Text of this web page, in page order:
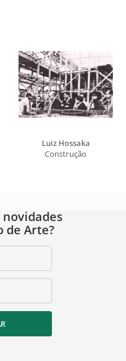
Luiz Hossaka
Construção
de Arte?